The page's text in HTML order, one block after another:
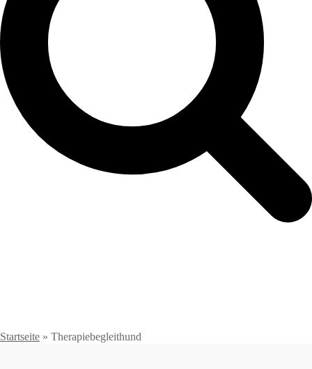
Startseite » Therapiebegleithund